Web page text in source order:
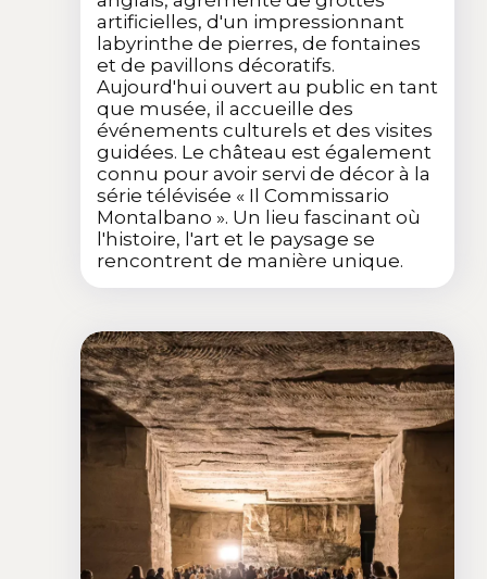
artificielles, d'un impressionnant
labyrinthe de pierres, de fontaines
et de pavillons décoratifs.
Aujourd'hui ouvert au public en tant
que musée, il accueille des
événements culturels et des visites
guidées. Le château est également
connu pour avoir servi de décor à la
série télévisée « Il Commissario
Montalbano ». Un lieu fascinant où
l'histoire, l'art et le paysage se
rencontrent de manière unique.